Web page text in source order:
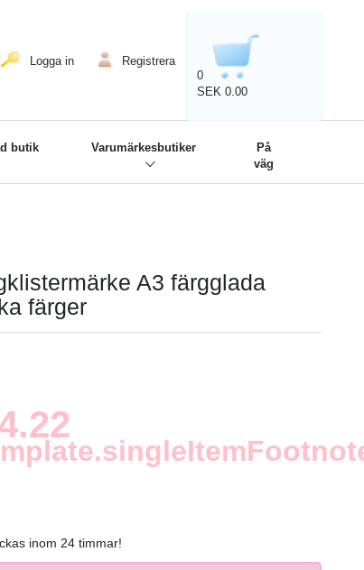
Logga in
Registrera
0
SEK 0.00
butik Varumärkesbutiker
På
väg
A3 färgglada
färger
inom 24 timmar!